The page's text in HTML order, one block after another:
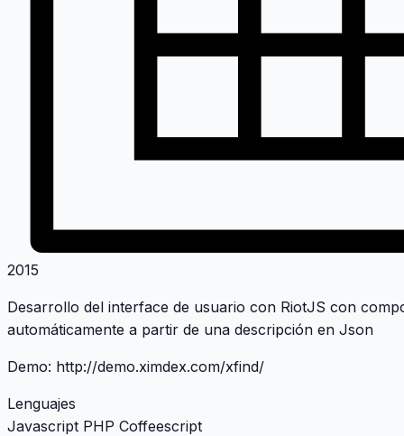
2015
Desarrollo del interface de usuario con RiotJS con
automáticamente a partir de una descripción en Json
Demo: http://demo.ximdex.com/xfind/
Lenguajes
Javascript PHP Coffeescript